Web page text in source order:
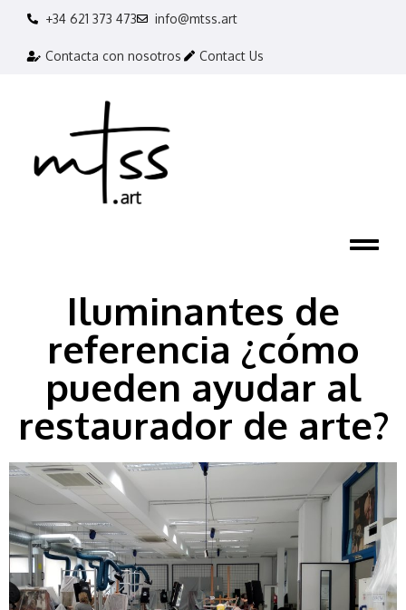
+34 621 373 473 info@mtss.art
Contacta con nosotros Contact Us
Iluminantes de
referencia ¿cómo
pueden ayudar al
restaurador de arte?